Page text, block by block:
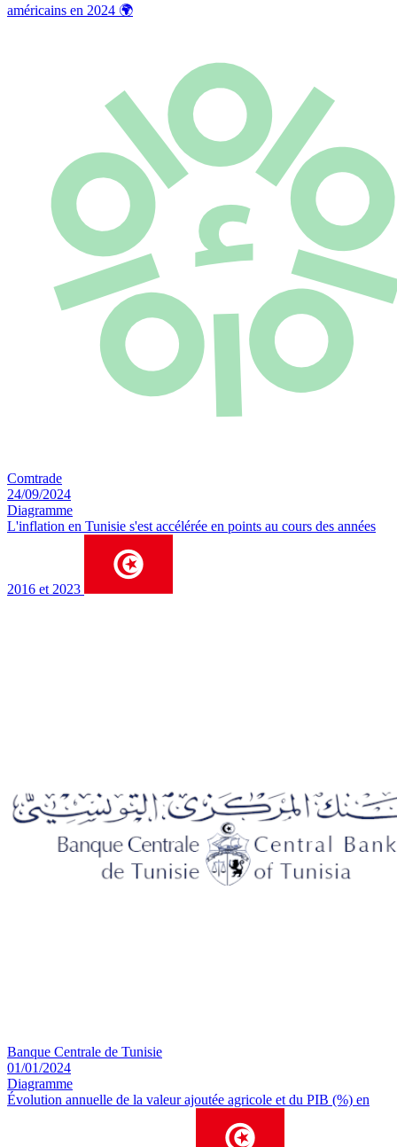
américains en 2024 🌍️
Comtrade
24/09/2024
Diagramme
L'inflation en Tunisie s'est accélérée en points au cours des années
2016 et 2023
Banque Centrale de Tunisie
01/01/2024
Diagramme
Évolution annuelle de la valeur ajoutée agricole et du PIB (%) en